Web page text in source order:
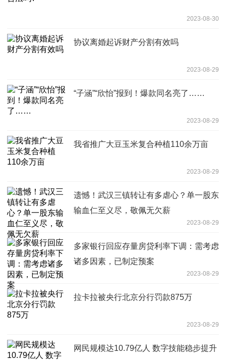
2023-08-30
协议离婚起诉财产分割有效吗
2023-08-29
“子涵”“欣怡”报到！爆款同名亮了……
2023-08-29
我省推广大豆玉米复合种植110余万亩
2023-08-29
遗憾！武汉三镇转让有多虐心？单一股东
输血仁至义尽，敬佩无欠薪
2023-08-29
多家银行回应存量房贷利率下调：需考虑
诸多因素，已制定预案
2023-08-29
拉卡拉被央行北京分行罚款875万
2023-08-29
网民规模达10.79亿人 数字技能稳步提升